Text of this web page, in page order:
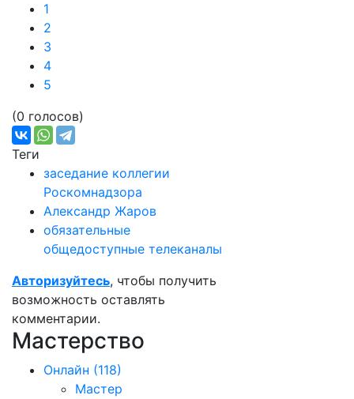
1
2
3
4
5
(0 голосов)
Теги
заседание коллегии
Роскомнадзора
Александр Жаров
обязательные
общедоступные телеканалы
Авторизуйтесь, чтобы получить
возможность оставлять
комментарии.
Мастерство
Онлайн (118)
Мастер